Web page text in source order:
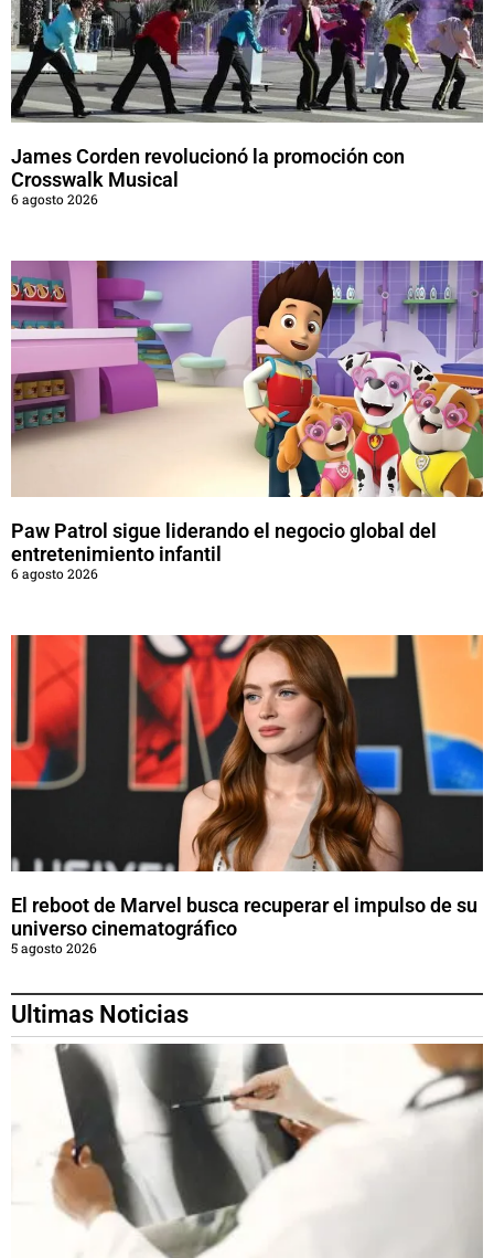
James Corden revolucionó la promoción con
Crosswalk Musical
6 agosto 2026
Paw Patrol sigue liderando el negocio global del
entretenimiento infantil
6 agosto 2026
El reboot de Marvel busca recuperar el impulso de su
universo cinematográfico
5 agosto 2026
Ultimas Noticias